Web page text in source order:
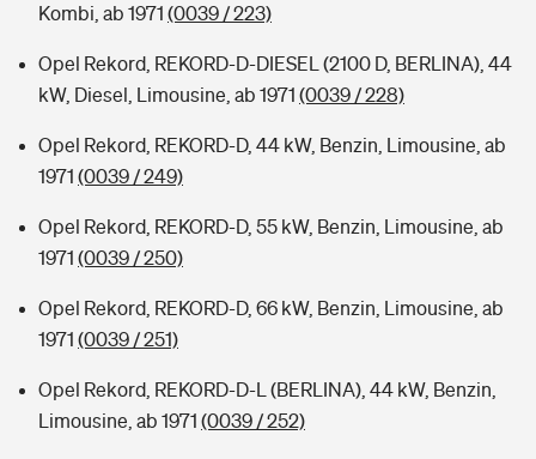
Kombi, ab 1971 (0039 / 223)
Opel Rekord, REKORD-D-DIESEL (2100 D, BERLINA), 44
kW, Diesel, Limousine, ab 1971 (0039 / 228)
Opel Rekord, REKORD-D, 44 kW, Benzin, Limousine, ab
1971 (0039 / 249)
Opel Rekord, REKORD-D, 55 kW, Benzin, Limousine, ab
1971 (0039 / 250)
Opel Rekord, REKORD-D, 66 kW, Benzin, Limousine, ab
1971 (0039 / 251)
Opel Rekord, REKORD-D-L (BERLINA), 44 kW, Benzin,
Limousine, ab 1971 (0039 / 252)